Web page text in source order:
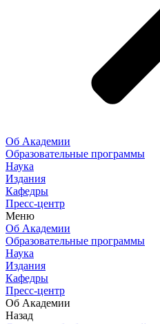
Об Академии
Образовательные программы
Наука
Издания
Кафедры
Пресс-центр
Меню
Об Академии
Образовательные программы
Наука
Издания
Кафедры
Пресс-центр
Об Академии
Назад